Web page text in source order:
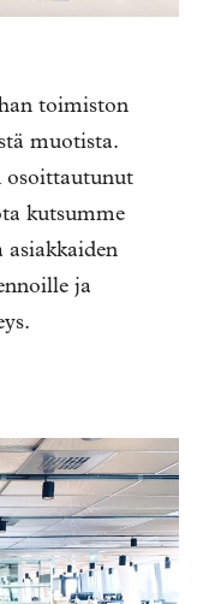
toimiston
muotista.
osoittautunut
kutsumme
asiakkaiden
ja